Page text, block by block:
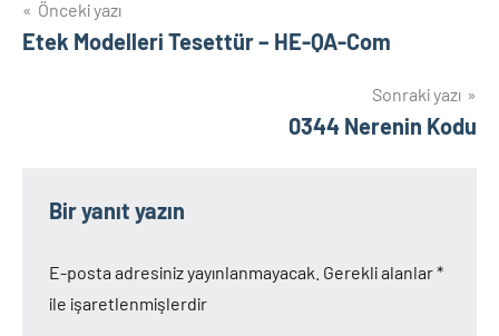
Yazı
gezinmesi
Önceki yazı
Etek Modelleri Tesettür – HE-QA-Com
Sonraki yazı
0344 Nerenin Kodu
Bir yanıt yazın
E-posta adresiniz yayınlanmayacak. Gerekli alanlar*
ile işaretlenmişlerdir